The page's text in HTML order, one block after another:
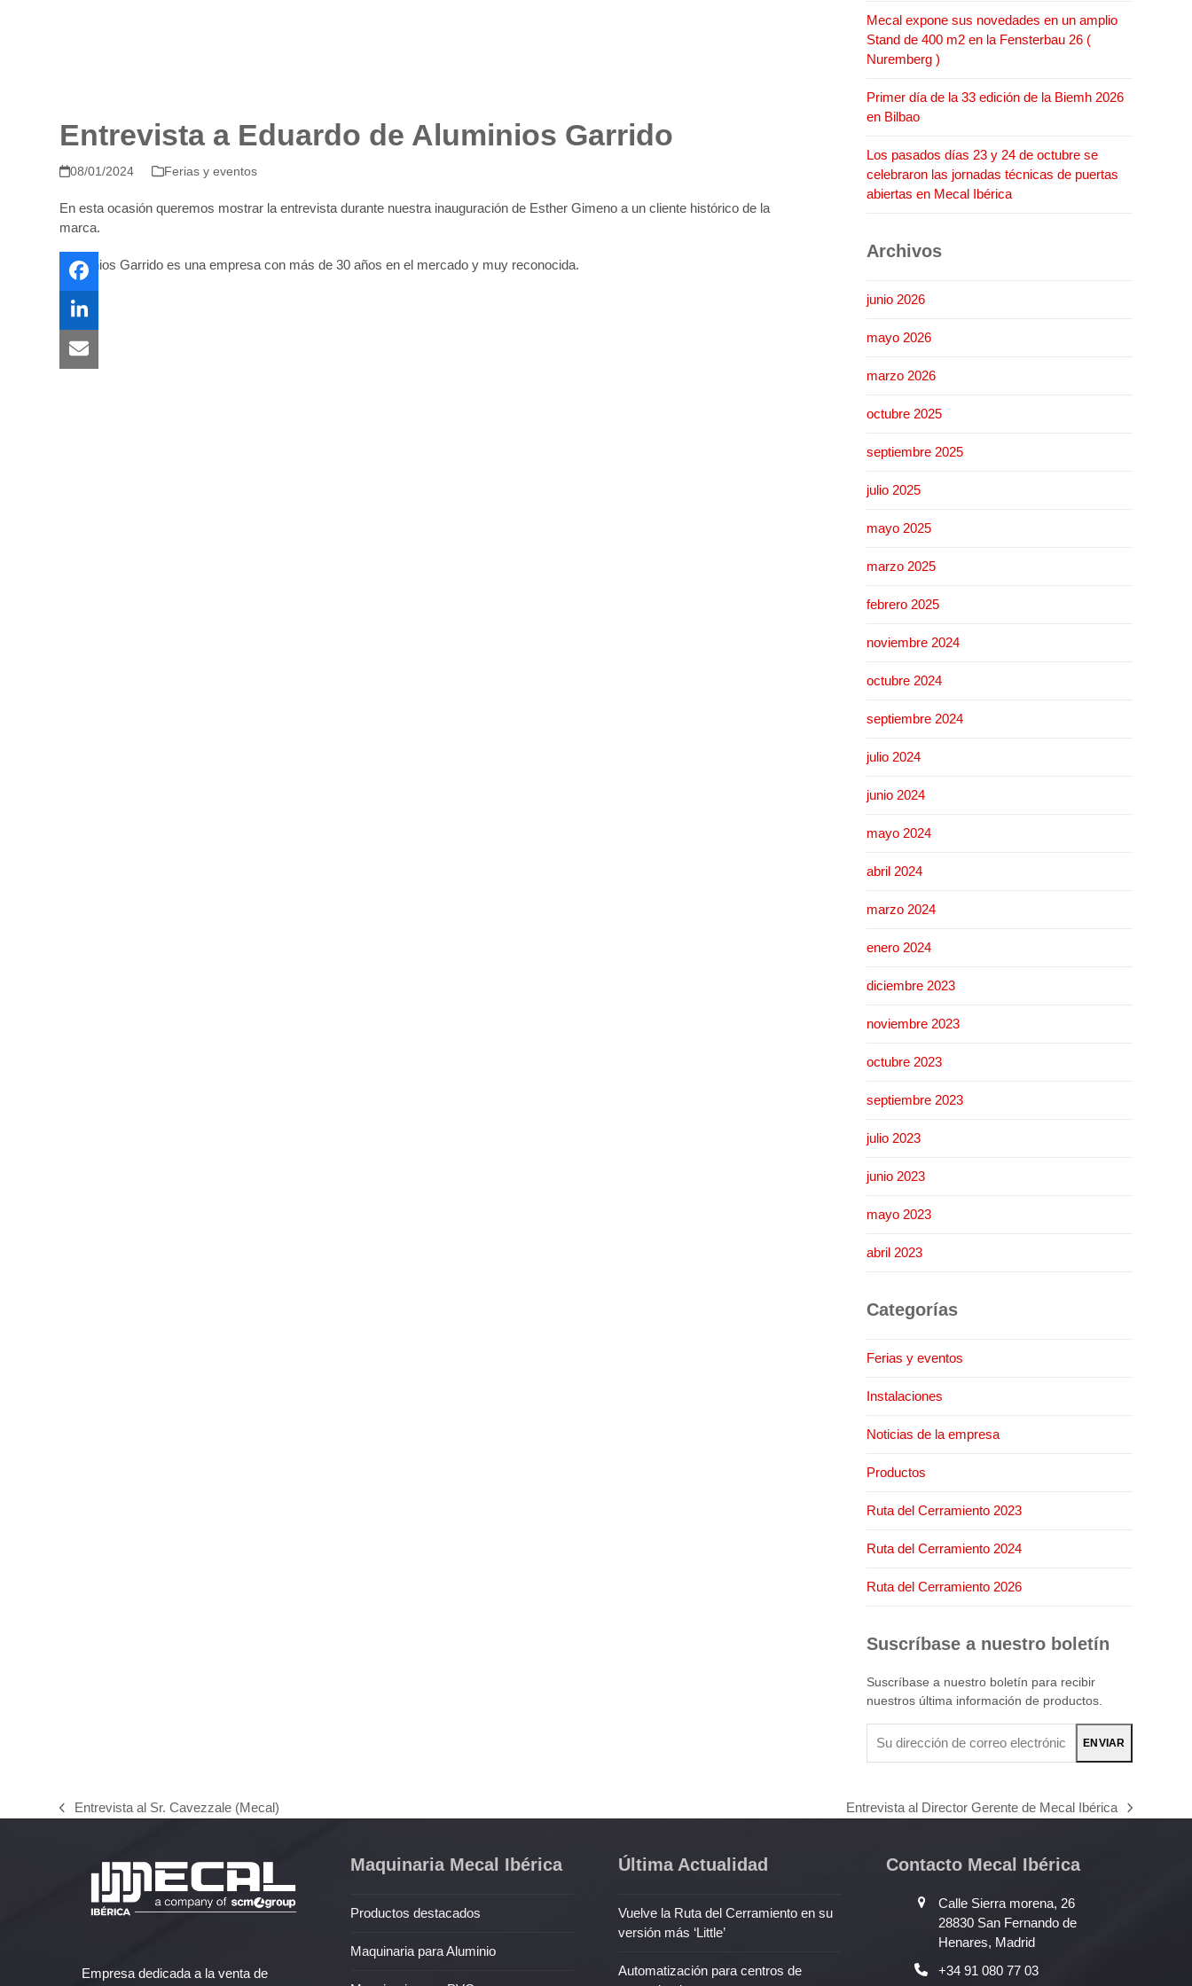
Entrevista a Eduardo de Aluminios Garrido
08/01/2024 Ferias y eventos
En esta ocasión queremos mostrar la entrevista durante nuestra inauguración de Esther Gimeno a un cliente histórico de la
marca.
Aluminios Garrido es una empresa con más de 30 años en el mercado y muy reconocida.
Mecal expone sus novedades en un amplio
Stand de 400 m2 en la Fensterbau 26 (
Nuremberg )
Primer día de la 33 edición de la Biemh 2026
en Bilbao
Los pasados días 23 y 24 de octubre se
celebraron las jornadas técnicas de puertas
abiertas en Mecal Ibérica
Archivos
junio 2026
mayo 2026
marzo 2026
octubre 2025
septiembre 2025
julio 2025
mayo 2025
marzo 2025
febrero 2025
noviembre 2024
octubre 2024
septiembre 2024
julio 2024
junio 2024
mayo 2024
abril 2024
marzo 2024
enero 2024
diciembre 2023
noviembre 2023
octubre 2023
septiembre 2023
julio 2023
junio 2023
mayo 2023
abril 2023
Categorías
Ferias y eventos
Instalaciones
Noticias de la empresa
Productos
Ruta del Cerramiento 2023
Ruta del Cerramiento 2024
Ruta del Cerramiento 2026
Suscríbase a nuestro boletín
Suscríbase a nuestro boletín para recibir
nuestros última información de productos.
dirección
electrónico
ENVIAR
previous
Entrevista al Sr. Cavezzale (Mecal)
next
Entrevista al Director Gerente de Mecal Ibérica
Empresa dedicada a la venta de
Maquinaria Mecal Ibérica
Productos destacados
Maquinaria para Aluminio
Última Actualidad
Vuelve la Ruta del Cerramiento en su
versión más ‘Little’
Automatización para centros de
Contacto Mecal Ibérica
Calle Sierra morena, 26
28830 San Fernando de
Henares, Madrid
+34 91 080 77 03